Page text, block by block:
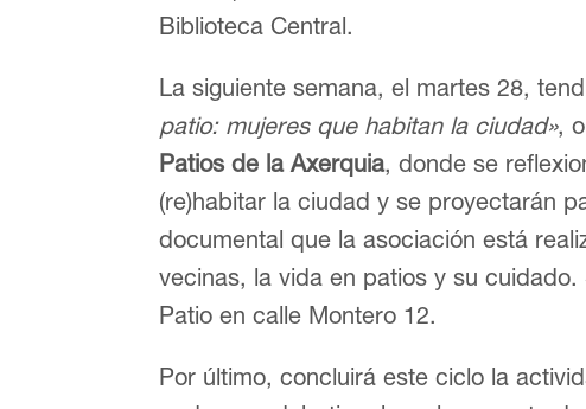
Biblioteca Central.
La siguiente semana, el martes 28,
patio: mujeres que habitan la ciudad»,
Patios de la Axerquia, donde se
(re)habitar la ciudad y se proyectarán
documental que la asociación está
vecinas, la vida en patios y su
Patio en calle Montero 12.
Por último, concluirá este ciclo la